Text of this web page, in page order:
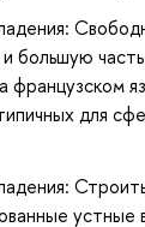
большую
французском
для
устные